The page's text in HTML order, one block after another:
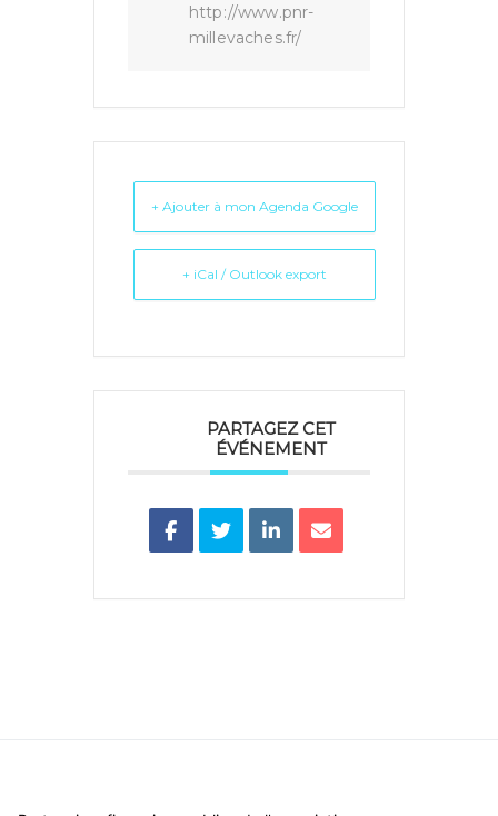
http://www.pnr-
millevaches.fr/
+ Ajouter à mon Agenda Google
+ iCal / Outlook export
PARTAGEZ CET
ÉVÉNEMENT